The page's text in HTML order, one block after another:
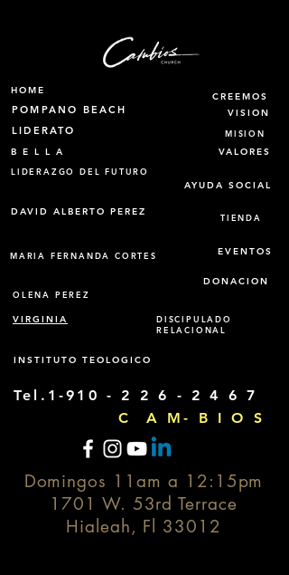
HOME
POMPANO BEACH
LIDERATO
B E L L A
CREEMOS
VISION
MISION
VALORES
LIDERAZGO DEL FUTURO
AYUDA SOCIAL
DAVID ALBERTO PEREZ
MARIA FERNANDA CORTES
TIENDA
EVENTOS
DONACION
OLENA PEREZ
VIRGINIA
DISCIPULADO
RELACIONAL
INSTITUTO TEOLOGICO
Tel.1-910 - 2 2 6 - 2 4 6 7
C A M- B I O S
Domingos 11am a 12:15pm
1701 W. 53rd Terrace
Hialeah, Fl 33012